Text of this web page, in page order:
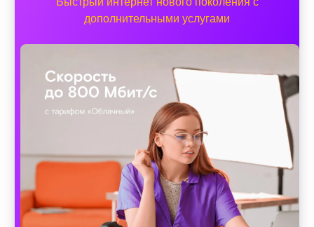
дополнительными услугами